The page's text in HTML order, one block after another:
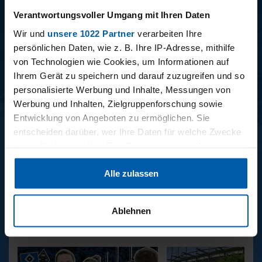
Verantwortungsvoller Umgang mit Ihren Daten
Wir und unsere 1022 Partner verarbeiten Ihre
persönlichen Daten, wie z. B. Ihre IP-Adresse, mithilfe
von Technologien wie Cookies, um Informationen auf
Ihrem Gerät zu speichern und darauf zuzugreifen und so
personalisierte Werbung und Inhalte, Messungen von
Werbung und Inhalten, Zielgruppenforschung sowie
Entwicklung von Angeboten zu ermöglichen. Sie
entscheiden darüber, wer Ihre Daten für welche Zwecke
Cookie-Erklärung oder durch Klicken auf das Privacy
Trigger Symbol ändern oder widerrufen
Ihr Gerät durch aktives Scannen nach bestimmten
Merkmalen (Fingerprinting) identifizieren
Alle zulassen
Ablehnen
BUNDESLIGA SAISON 2025/2026
HAMBURGER SV
FREIBURG